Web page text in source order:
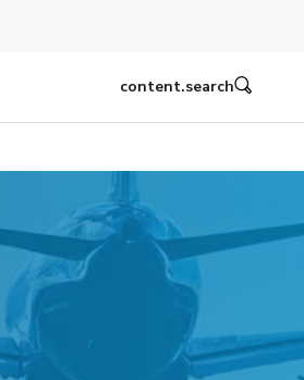
content.search